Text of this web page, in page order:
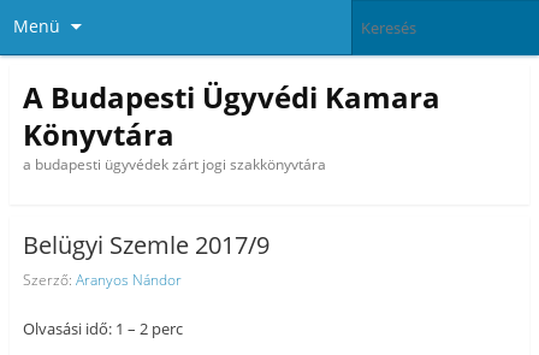
Menü
A Budapesti Ügyvédi Kamara
Könyvtára
a budapesti ügyvédek zárt jogi szakkönyvtára
Belügyi Szemle 2017/9
Szerző: Aranyos Nándor
Olvasási idő: 1 – 2 perc